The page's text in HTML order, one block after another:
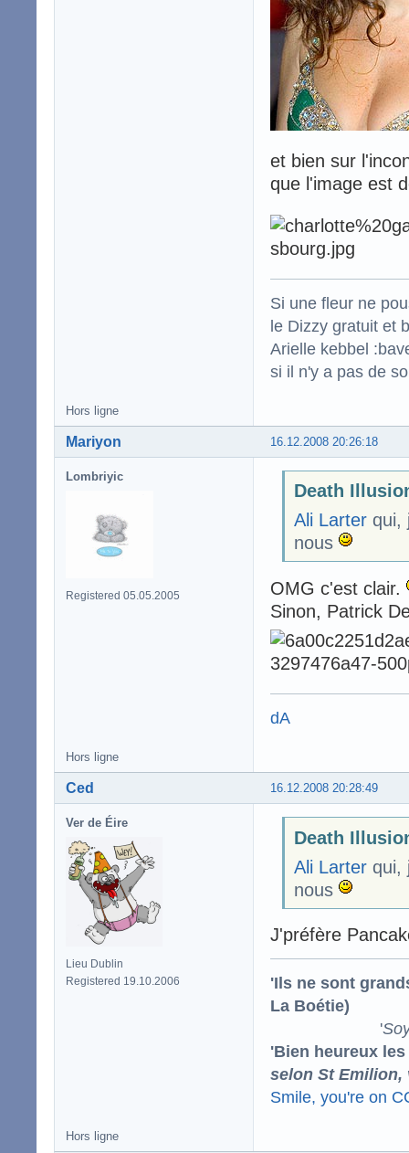
et bien sur
que l'image est
Si une fleur ne
le Dizzy gratuit et
Arielle kebbel
si il n'y a pas de
Hors ligne
16.12.2008 20:26:18
Mariyon
Lombriyic
Registered 05.05.2005
Death
Ali Larterqui,
nous
OMG c'est clair.
Sinon, Patrick
dA
Hors ligne
16.12.2008 20:28:49
Ced
Ver de Éire
Lieu Dublin
Registered 19.10.2006
Death
Ali Larterqui,
nous
J'préfère
'Ils ne sont
La Boétie)
'
'Bien heureux
selon St Emilion,
Smile, you're on
Hors ligne